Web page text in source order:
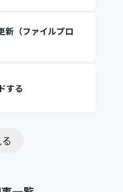
新（ファイルプロ
する